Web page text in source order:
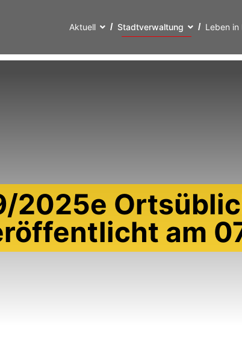
Aktuell Stadtverwaltung Leben in
2025e
am